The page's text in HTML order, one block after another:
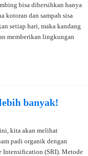
bisa dibersihkan hanya
kotoran dan sampah sisa
setiap hari, maka kandang
memberikan lingkungan
banyak!
kita akan melihat
padi organik dengan
Intensification (SRI). Metode